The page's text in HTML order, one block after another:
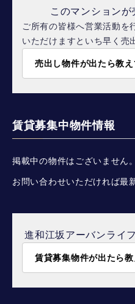
このマンションが
ご所有の皆様へ営業活動を
いただけますといち早く売
売出し物件が出たら教え
賃貸募集中物件情報
掲載中の物件はございません。
お問い合わせいただければ最
進和江坂アーバンライ
賃貸募集物件が出たら教